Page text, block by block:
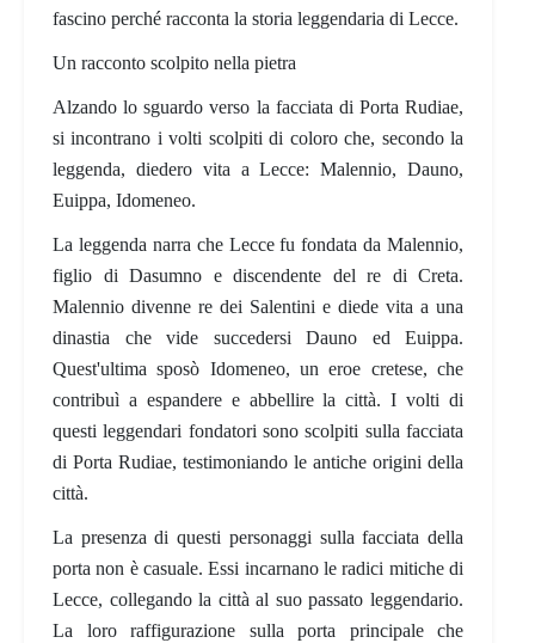
fascino perché racconta la storia leggendaria di Lecce.
Un racconto scolpito nella pietra
Alzando lo sguardo verso la facciata di Porta Rudiae,
si incontrano i volti scolpiti di coloro che, secondo la
leggenda, diedero vita a Lecce: Malennio, Dauno,
Euippa, Idomeneo.
La leggenda narra che Lecce fu fondata da Malennio,
figlio di Dasumno e discendente del re di Creta.
Malennio divenne re dei Salentini e diede vita a una
dinastia che vide succedersi Dauno ed Euippa.
Quest'ultima sposò Idomeneo, un eroe cretese, che
contribuì a espandere e abbellire la città. I volti di
questi leggendari fondatori sono scolpiti sulla facciata
di Porta Rudiae, testimoniando le antiche origini della
città.
La presenza di questi personaggi sulla facciata della
porta non è casuale. Essi incarnano le radici mitiche di
Lecce, collegando la città al suo passato leggendario.
La loro raffigurazione sulla porta principale che